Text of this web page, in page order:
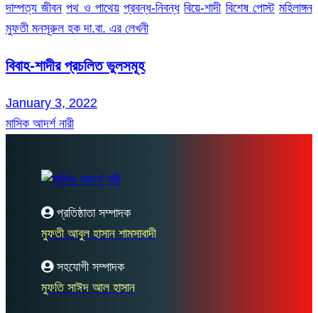
দাম্পত্য জীবন পথ ও পাথেয় প্রবন্ধ-নিবন্ধ বিয়ে-শাদী বিশেষ পোস্ট মহিলাঙ্গন
মুফতী মনসূরুল হক দা.বা. এর লেখনী
বিবাহ-শাদীর প্রচলিত ভুলসমূহ
January 3, 2022
মাসিক আদর্শ নারী
প্রতিষ্ঠাতা সম্পাদক
মুফতী আবুল হাসান শামসাবাদী
সহযোগী সম্পাদক
মুফতি সাঈদ আল হাসান